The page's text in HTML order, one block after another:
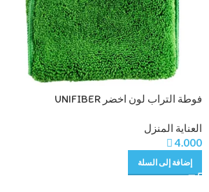
فوطة التراب لون اخضر UNIFIBER
العناية المنزل
4.000
إضافة إلى السلة